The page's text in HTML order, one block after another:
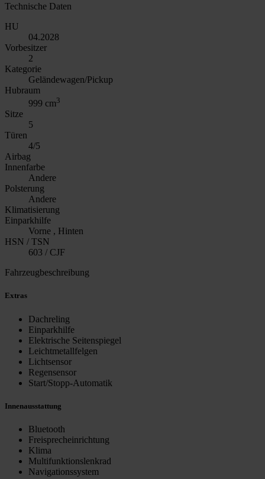
Technische Daten
HU
04.2028
Vorbesitzer
2
Kategorie
Geländewagen/Pickup
Hubraum
999 cm3
Sitze
5
Türen
4/5
Airbag
Innenfarbe
Andere
Polsterung
Andere
Klimatisierung
Einparkhilfe
Vorne , Hinten
HSN / TSN
603 / CJF
Fahrzeugbeschreibung
Extras
Dachreling
Einparkhilfe
Elektrische Seitenspiegel
Leichtmetallfelgen
Lichtsensor
Regensensor
Start/Stopp-Automatik
Innenausstattung
Bluetooth
Freisprecheinrichtung
Klima
Multifunktionslenkrad
Navigationssystem